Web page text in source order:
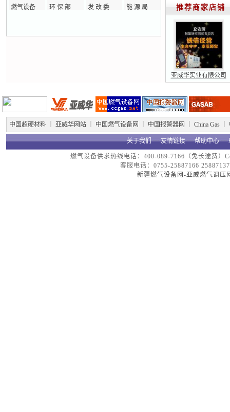
燃气设备 环 保 部 发 改 委 能 源 局 推荐商家店铺
亚威华实业有限公司
中国超硬材料 亚威华网站 中国燃气设备网 中国报警器网 China Gas
关于我们┈友情链接┈帮助中心┈
燃气设备供求热线电话：400-089-7166（免长途费
客服电话：0755-25887166
新疆燃气设备网-亚威燃气调压